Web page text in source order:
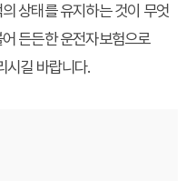
상태를 유지하는 것이 무엇
든든한 운전자보험으로
시길 바랍니다.